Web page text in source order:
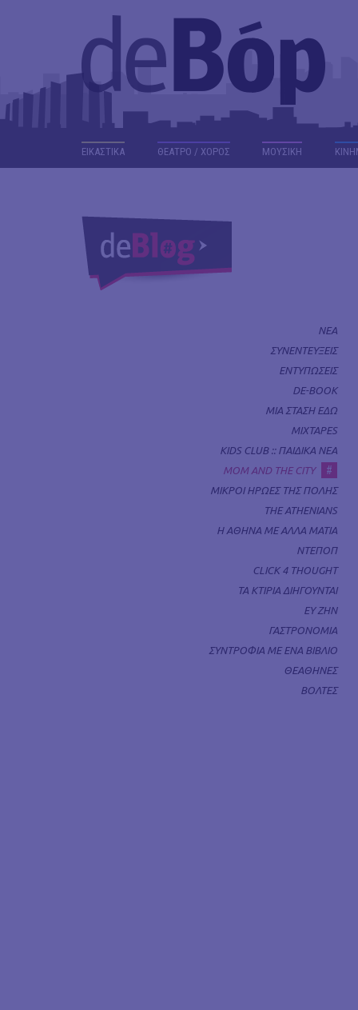
ΕΙΚΑΣΤΙΚΑ ΘΕΑΤΡΟ / ΧΟΡΟΣ ΜΟΥΣΙΚΗ
ΝΕΑ
ΣΥΝΕΝΤΕΥΞΕΙΣ
ΕΝΤΥΠΩΣΕΙΣ
DE-BOOK
ΜΙΑ ΣΤΑΣΗ ΕΔΩ
MIXTAPES
KIDS CLUB :: ΠΑΙΔΙΚΑ ΝΕΑ
MOM AND THE CITY
#
ΜΙΚΡΟΙ ΗΡΩΕΣ ΤΗΣ ΠΟΛΗΣ
THE ATHENIANS
Η ΑΘΗΝΑ ΜΕ ΑΛΛΑ ΜΑΤΙΑ
ΝΤΕΠΟΠ
CLICK 4 THOUGHT
ΤΑ ΚΤΙΡΙΑ ΔΙΗΓΟΥΝΤΑΙ
ΕΥ ΖΗΝ
ΓΑΣΤΡΟΝΟΜΙΑ
ΣΥΝΤΡΟΦΙΑ ΜΕ ΕΝΑ ΒΙΒΛΙΟ
ΘΕΑΘΗΝΕΣ
ΒΟΛΤΕΣ